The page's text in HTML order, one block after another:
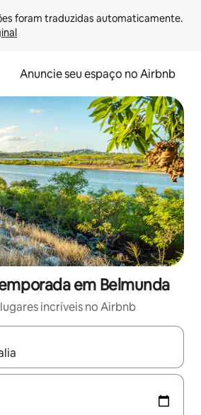
Anuncie seu espaço no Airbnb
em Belmunda
incríveis no Airbnb
estiverem disponíveis, explore-os